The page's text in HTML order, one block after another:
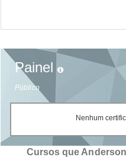
Painel
Público
Nenhum
Cursos que